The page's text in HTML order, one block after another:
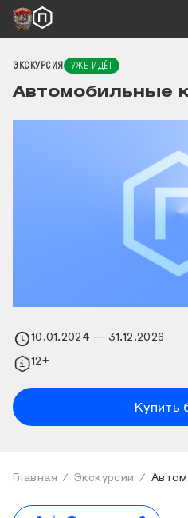
ЭКСКУРСИЯ УЖЕ ИДЁТ
Автомобильные
10.01.2024 — 31.12.2026
12+
Купить
Главная Экскурсии